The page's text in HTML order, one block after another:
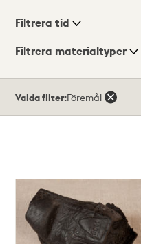
Visningsläge
Filtrera tid
Filtrera materialtyper
träffar
Valda filter:Föremål